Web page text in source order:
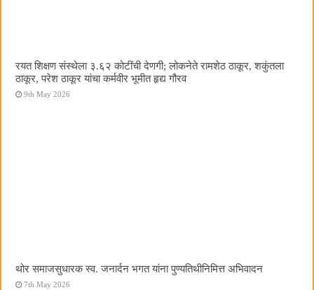
रयत शिक्षण संस्थेला ३.६२ कोटींची देणगी; लोकनेते रामशेठ ठाकूर, शकुंतला
ठाकूर, परेश ठाकूर यांचा कर्मवीर भूमीत हृद्य गौरव
9th May 2026
थोर समाजसुधारक स्व. जनार्दन भगत यांना पुण्यतिथीनिमित्त अभिवादन
7th May 2026